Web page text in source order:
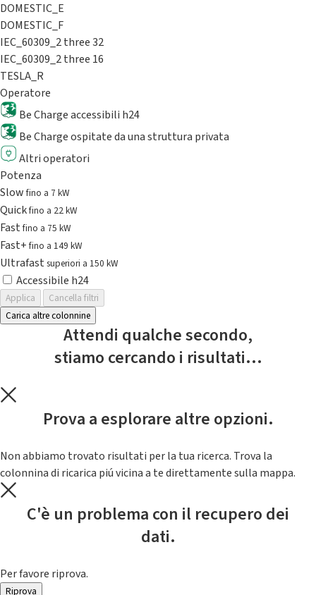
DOMESTIC_E
DOMESTIC_F
IEC_60309_2 three 32
IEC_60309_2 three 16
TESLA_R
Operatore
Be Charge accessibili h24
Be Charge ospitate da una struttura privata
Altri operatori
Potenza
Slowfino a 7 kW
Quickfino a 22 kW
Fastfino a 75 kW
Fast+fino a 149 kW
Ultrafast superiori a 150 kW
Accessibile h24
Applica
Cancella filtri
Carica altre colonnine
Attendi qualche secondo,
stiamo cercando i risultati...
Prova a esplorare altre opzioni.
Non abbiamo trovato risultati per la tua ricerca. Trova la
colonnina di ricarica piú vicina a te direttamente sulla mappa.
C'è un problema con il recupero dei
dati.
Per favore riprova.
Riprova